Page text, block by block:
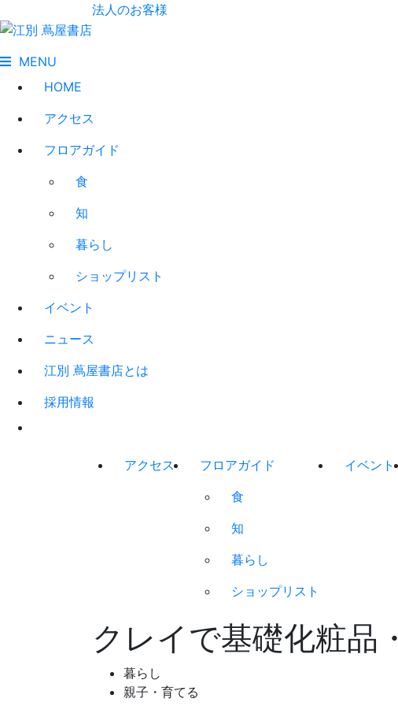
法人のお客様
MENU
HOME
アクセス
フロアガイド
食
知
暮らし
ショップリスト
イベント
ニュース
江別 蔦屋書店とは
採用情報
アクセス
フロアガイド
食
知
暮らし
ショップリスト
イベント
クレイで基礎化粧品
暮らし
親子・育てる